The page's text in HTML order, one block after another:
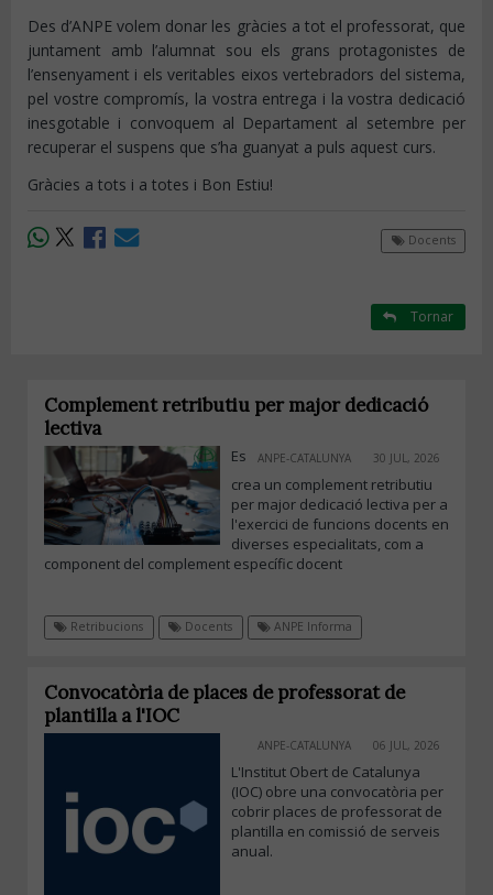
Des d’ANPE volem donar les gràcies a tot el professorat, que
juntament amb l’alumnat sou els grans protagonistes de
l’ensenyament i els veritables eixos vertebradors del sistema,
pel vostre compromís, la vostra entrega i la vostra dedicació
inesgotable i convoquem al Departament al setembre per
recuperar el suspens que s’ha guanyat a puls aquest curs.
Gràcies a tots i a totes i Bon Estiu!
Docents
Tornar
Complement retributiu per major dedicació
lectiva
ANPE-CATALUNYA 30 JUL, 2026
Es
crea un complement retributiu
per major dedicació lectiva per a
l'exercici de funcions docents en
diverses especialitats, com a
component del complement específic docent
Retribucions Docents ANPE Informa
Convocatòria de places de professorat de
plantilla a l'IOC
ANPE-CATALUNYA 06 JUL, 2026
L'Institut Obert de Catalunya
(IOC) obre una convocatòria per
cobrir places de professorat de
plantilla en comissió de serveis
anual.